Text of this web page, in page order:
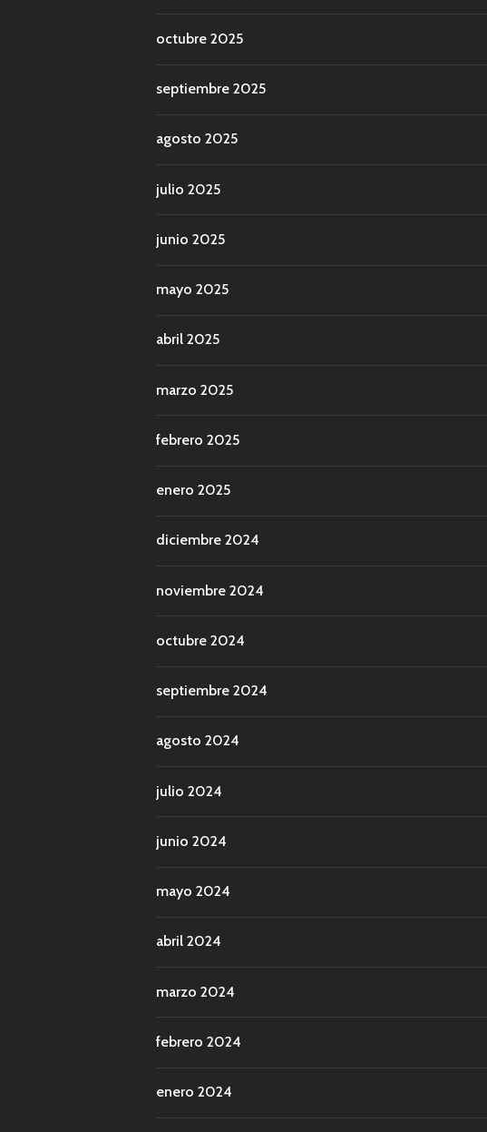
octubre 2025
septiembre 2025
agosto 2025
julio 2025
junio 2025
mayo 2025
abril 2025
marzo 2025
febrero 2025
enero 2025
diciembre 2024
noviembre 2024
octubre 2024
septiembre 2024
agosto 2024
julio 2024
junio 2024
mayo 2024
abril 2024
marzo 2024
febrero 2024
enero 2024